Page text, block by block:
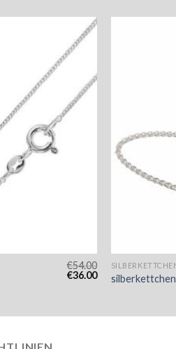
€54.00
€36.00 silberkettchen